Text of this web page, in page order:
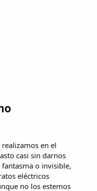
en el
casi sin darnos
o invisible,
eléctricos
no los estemos